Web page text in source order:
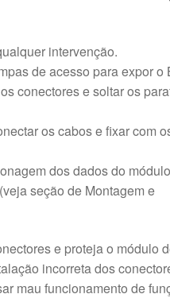
intervenção.
de acesso para expor o
conectores e soltar os
os cabos e fixar com
dos dados do módulo
seção de Montagem e
e proteja o módulo
incorreta dos
mau funcionamento de